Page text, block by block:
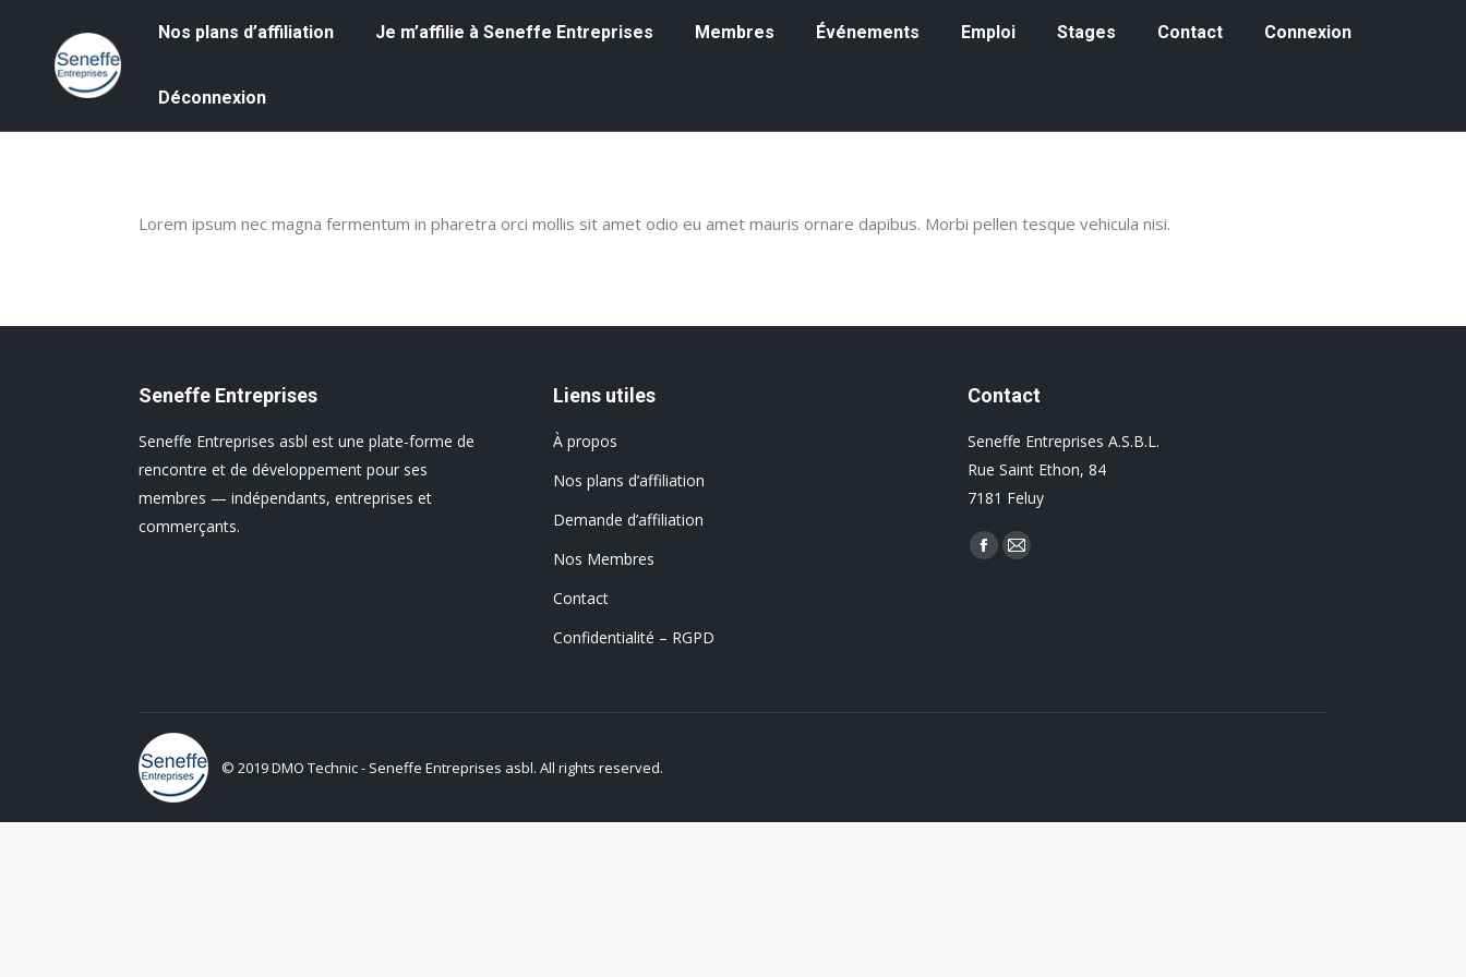
Nos plans d’affiliation Je m’affilie à Seneffe Entreprises Membres Événements Emploi Stages Contact Connexion
Déconnexion
Lorem ipsum nec magna fermentum in pharetra orci mollis sit amet odio eu amet mauris ornare dapibus. Morbi pellen tesque vehicula nisi.
Seneffe Entreprises
Seneffe Entreprises asbl est une plate-forme de
rencontre et de développement pour ses
membres — indépendants, entreprises et
commerçants.
Liens utiles
À propos
Nos plans d’affiliation
Demande d’affiliation
Nos Membres
Contact
Confidentialité – RGPD
Contact
Seneffe Entreprises A.S.B.L.
Rue Saint Ethon, 84
7181 Feluy
Trouvez nous sur :
Facebook
Mail
© 2019 DMO Technic - Seneffe Entreprises asbl. All rights reserved.
Nos plans d’affiliation Je m’affilie à Seneffe Entreprises Membres Événements Emploi Stages Contact
Connexion